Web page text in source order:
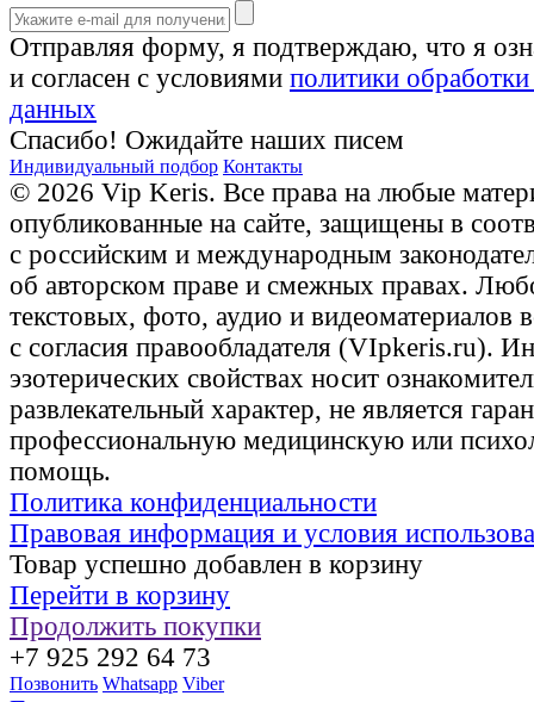
Отправляя форму, я подтверждаю, что я
и согласен с условиями политики
данных
Спасибо! Ожидайте наших писем
Индивидуальный подбор Контакты
© 2026 Vip Keris. Все права на любые
опубликованные на сайте, защищены в
с российским и международным
об авторском праве и смежных правах.
текстовых, фото, аудио и видеоматериалов
с согласия правообладателя (VIpkeris.ru).
эзотерических свойствах носит
развлекательный характер, не является
профессиональную медицинскую или
помощь.
Политика конфиденциальности
Правовая информация и условия
Товар успешно добавлен в корзину
Перейти в корзину
Продолжить покупки
+7 925 292 64 73
Позвонить Whatsapp Viber